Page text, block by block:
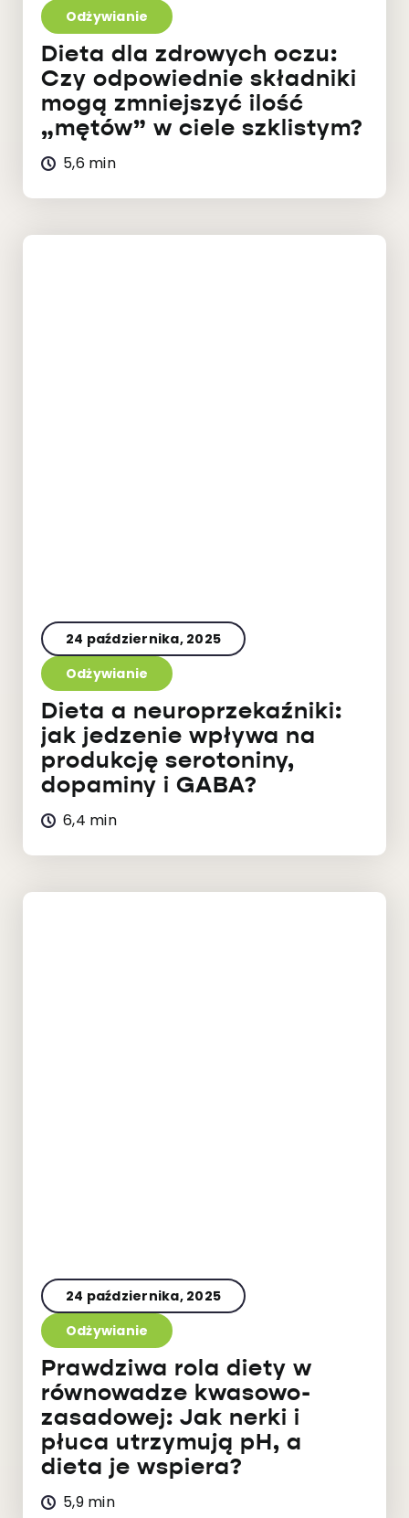
Odżywianie
Dieta dla zdrowych oczu:
Czy odpowiednie składniki
mogą zmniejszyć ilość
„mętów” w ciele szklistym?
5,6 min
24 października, 2025
Odżywianie
Dieta a neuroprzekaźniki:
jak jedzenie wpływa na
produkcję serotoniny,
dopaminy i GABA?
6,4 min
24 października, 2025
Odżywianie
Prawdziwa rola diety w
równowadze kwasowo-
zasadowej: Jak nerki i
płuca utrzymują pH, a
dieta je wspiera?
5,9 min